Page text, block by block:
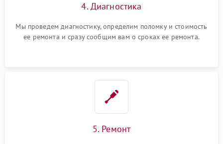
4. Диагностика
Мы проведем диагностику, определим поломку и стоимость
ее ремонта и сразу сообщим вам о сроках ее ремонта.
5. Ремонт